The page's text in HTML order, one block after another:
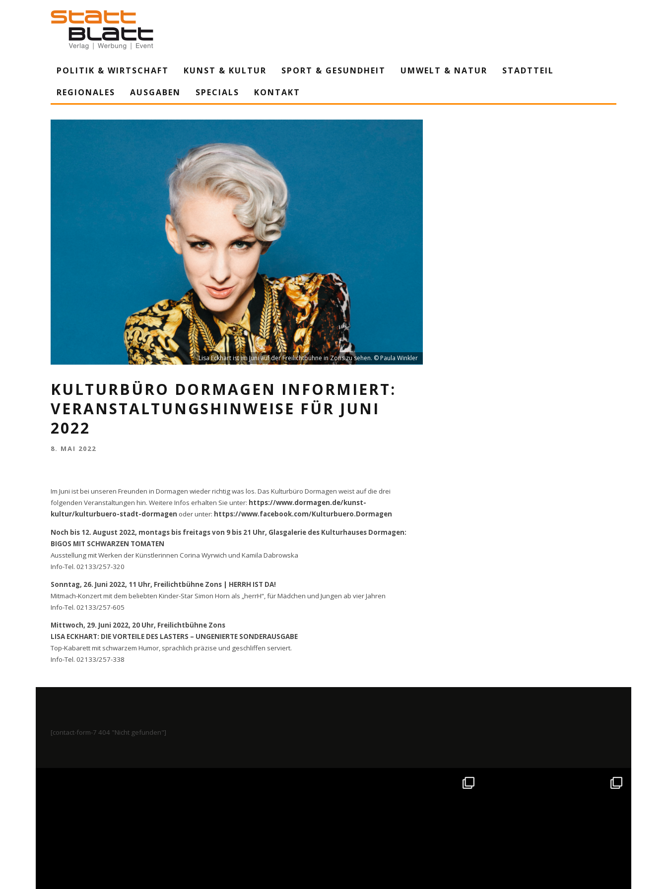
POLITIK & WIRTSCHAFT KUNST & KULTUR SPORT & GESUNDHEIT UMWELT & NATUR
STADTTEIL
REGIONALES
AUSGABEN SPECIALS KONTAKT
Lisa Eckhart ist im Juni auf der Freilichtbühne in Zons zu sehen. © Paula Winkler
KULTURBÜRO DORMAGEN INFORMIERT:
VERANSTALTUNGSHINWEISE FÜR JUNI
2022
8. MAI 2022
Im Juni ist bei unseren Freunden in Dormagen wieder richtig was los. Das Kulturbüro Dormagen weist auf die drei
folgenden Veranstaltungen hin. Weitere Infos erhalten Sie unter: https://www.dormagen.de/kunst-
kultur/kulturbuero-stadt-dormagen oder unter: https://www.facebook.com/Kulturbuero.Dormagen
Noch bis 12. August 2022, montags bis freitags von 9 bis 21 Uhr, Glasgalerie des Kulturhauses Dormagen:
BIGOS MIT SCHWARZEN TOMATEN
Ausstellung mit Werken der Künstlerinnen Corina Wyrwich und Kamila Dabrowska
Info-Tel. 02133/257-320
Sonntag, 26. Juni 2022, 11 Uhr, Freilichtbühne Zons | HERRH IST DA!
Mitmach-Konzert mit dem beliebten Kinder-Star Simon Horn als „herrH“, für Mädchen und Jungen ab vier Jahren
Info-Tel. 02133/257-605
Mittwoch, 29. Juni 2022, 20 Uhr, Freilichtbühne Zons
LISA ECKHART: DIE VORTEILE DES LASTERS – UNGENIERTE SONDERAUSGABE
Top-Kabarett mit schwarzem Humor, sprachlich präzise und geschliffen serviert.
Info-Tel. 02133/257-338
[contact-form-7 404 "Nicht gefunden"]